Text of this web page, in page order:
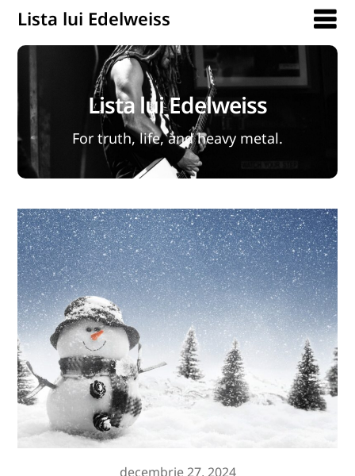
Lista lui Edelweiss
Lista lui Edelweiss
For truth, life, and heavy metal.
decembrie 27, 2024